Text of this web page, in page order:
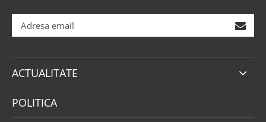
ACTUALITATE
POLITICA